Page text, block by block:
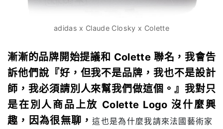
adidas x Claude Closky x Colette
漸漸的品牌開始提議和 Colette 聯名，我會告
訴他們說『好，但我不是品牌，我也不是設計
師，我必須請別人來幫我們做這個。』我對只
是在別人商品上放 Colette Logo 沒什麼興
趣，因為很無聊，這也是為什麼我請來法國藝術家